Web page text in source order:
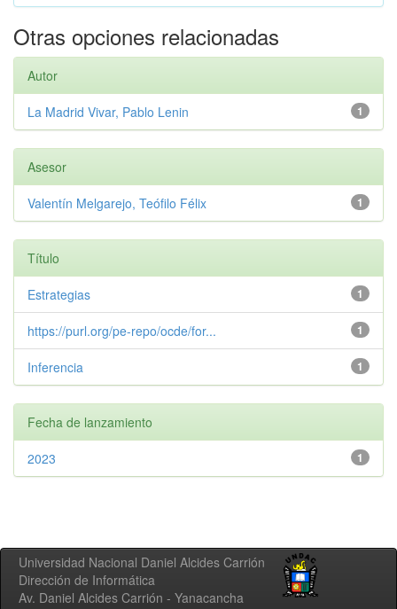
Otras opciones relacionadas
Autor
1
La Madrid Vivar, Pablo Lenin
Asesor
1
Valentín Melgarejo, Teófilo Félix
Título
1
Estrategias
1
https://purl.org/pe-repo/ocde/for...
1
Inferencia
Fecha de lanzamiento
1
2023
Universidad Nacional Daniel Alcides Carrión
Dirección de Informática
Av. Daniel Alcides Carrión - Yanacancha